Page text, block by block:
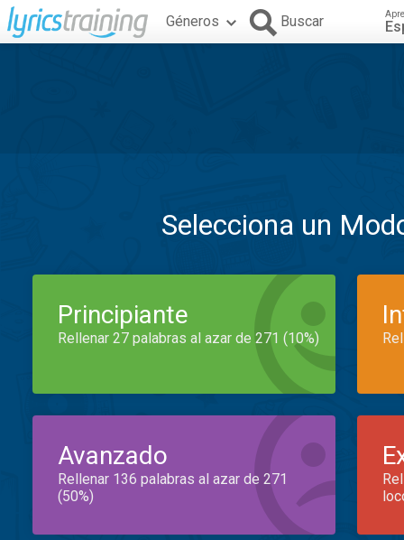
Géneros Buscar
Selecciona un
Principiante
Rellenar 27 palabras al azar de 271 (10%)
Avanzado
Rellenar 136 palabras al azar de 271
(50%)